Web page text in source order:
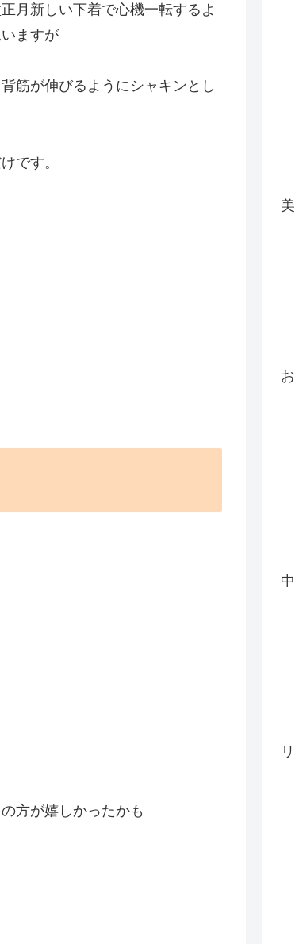
月新しい下着で心機一転するよ
ますが
筋が伸びるようにシャキンとし
です。
方が嬉しかったかも